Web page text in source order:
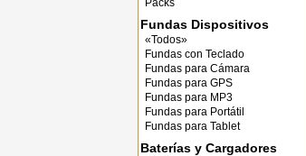
Packs
Fundas Dispositivos
«Todos»
Fundas con Teclado
Fundas para Cámara
Fundas para GPS
Fundas para MP3
Fundas para Portátil
Fundas para Tablet
Baterías y Cargadores